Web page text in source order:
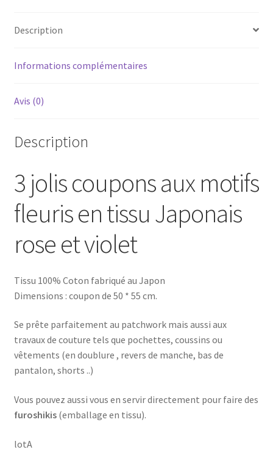
et
Description
Informations complémentaires
Avis (0)
Description
3 jolis coupons aux motifs
fleuris en tissu Japonais
rose et violet
Tissu 100% Coton fabriqué au Japon
Dimensions : coupon de 50 * 55 cm.
Se prête parfaitement au patchwork mais aussi aux
travaux de couture tels que pochettes, coussins ou
vêtements (en doublure , revers de manche, bas de
pantalon, shorts ..)
Vous pouvez aussi vous en servir directement pour faire des
furoshikis(emballage en tissu).
lotA